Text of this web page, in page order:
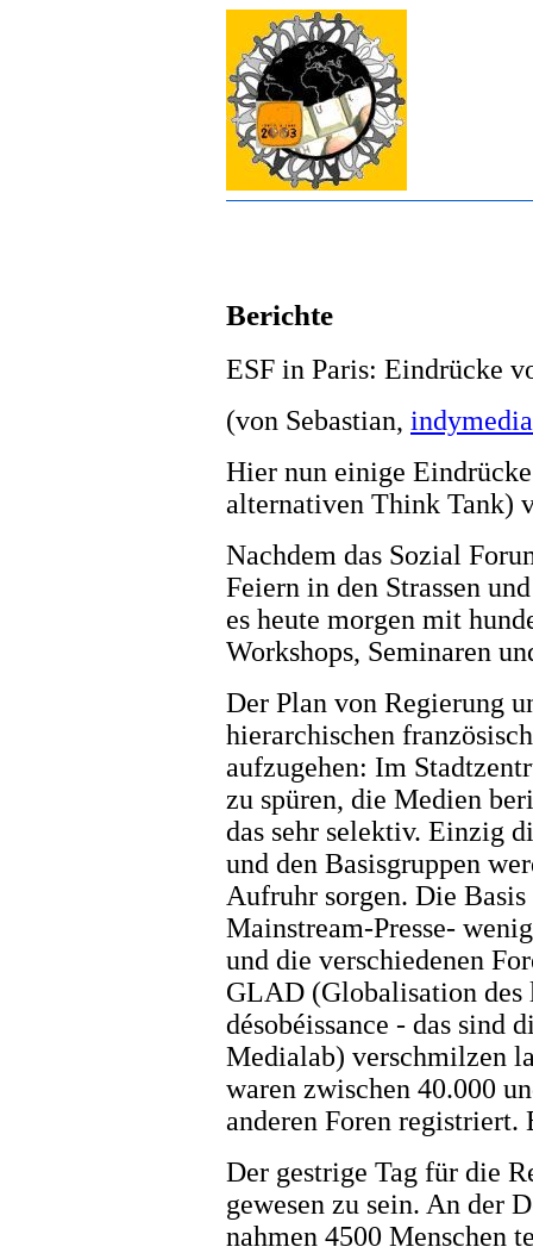
Berichte
ESF in Paris: Eindrücke
(von Sebastian, indymedia
Hier nun einige
alternativen Think Tank)
Nachdem das Sozial
Feiern in den Strassen
es heute morgen mit
Workshops, Seminaren
Der Plan von Regierung
hierarchischen
aufzugehen: Im
zu spüren, die Medien
das sehr selektiv. Einzig
und den Basisgruppen
Aufruhr sorgen. Die
Mainstream-Presse-
und die verschiedenen
GLAD (Globalisation des
désobéissance - das sind
Medialab) verschmilzen
waren zwischen 40.000
anderen Foren
Der gestrige Tag für die
gewesen zu sein. An der
nahmen 4500 Menschen